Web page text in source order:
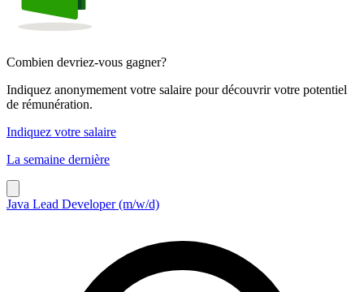
Combien devriez-vous gagner?
Indiquez anonymement votre salaire pour découvrir votre potentiel
de rémunération.
Indiquez votre salaire
La semaine dernière
Java Lead Developer (m/w/d)